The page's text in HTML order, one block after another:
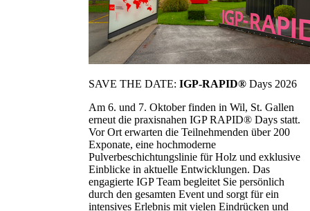
SAVE THE DATE: IGP-RAPID® Days 2026
Am 6. und 7. Oktober finden in Wil, St. Gallen
erneut die praxisnahen IGP RAPID® Days statt.
Vor Ort erwarten die Teilnehmenden über 200
Exponate, eine hochmoderne
Pulverbeschichtungslinie für Holz und exklusive
Einblicke in aktuelle Entwicklungen. Das
engagierte IGP Team begleitet Sie persönlich
durch den gesamten Event und sorgt für ein
intensives Erlebnis mit vielen Eindrücken und